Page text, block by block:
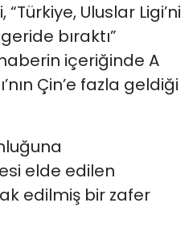
Uluslar Ligi’ni
bıraktı”
içeriğinde A
Çin’e fazla geldiği
elde edilen
edilmiş bir zafer